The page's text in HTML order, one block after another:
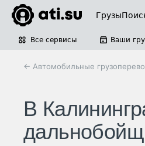
Грузы
Все сервисы Ваши
← Автомобильные
В